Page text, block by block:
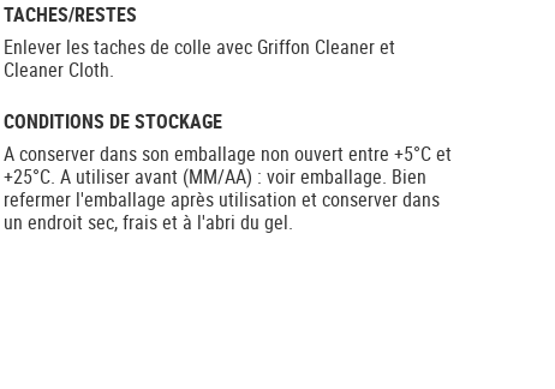
TACHES/RESTES
Enlever les taches de colle avec Griffon Cleaner et
Cleaner Cloth.
CONDITIONS DE STOCKAGE
A conserver dans son emballage non ouvert entre +5°C et
+25°C. A utiliser avant (MM/AA) : voir emballage. Bien
refermer l'emballage après utilisation et conserver dans
un endroit sec, frais et à l'abri du gel.